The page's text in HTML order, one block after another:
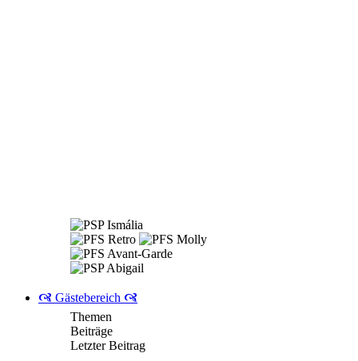
🙧 Gästebereich 🙧
Themen
Beiträge
Letzter Beitrag